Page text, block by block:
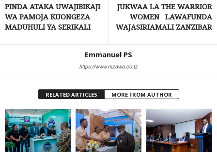
PINDA ATAKA UWAJIBIKAJI
WA PAMOJA KUONGEZA
MADUHULI YA SERIKALI
JUKWAA LA THE WARRIOR
WOMEN LAWAFUNDA
WAJASIRIAMALI ZANZIBAR
Emmanuel PS
https://www.mzawa.co.tz
RELATED ARTICLES MORE FROM AUTHOR